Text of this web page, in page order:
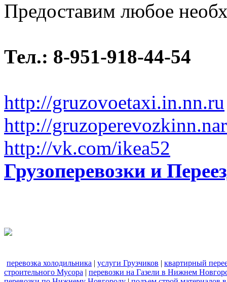
Предоставим любое
Тел.: 8-951-918-44-54
http://gruzovoetaxi.in.nn.ru
http://
http://vk.com/ikea52
Грузоперевозки и
перевозка холодильника | услуги Грузчиков | квартирный
строительного Мусора | перевозки на Газели в Нижнем